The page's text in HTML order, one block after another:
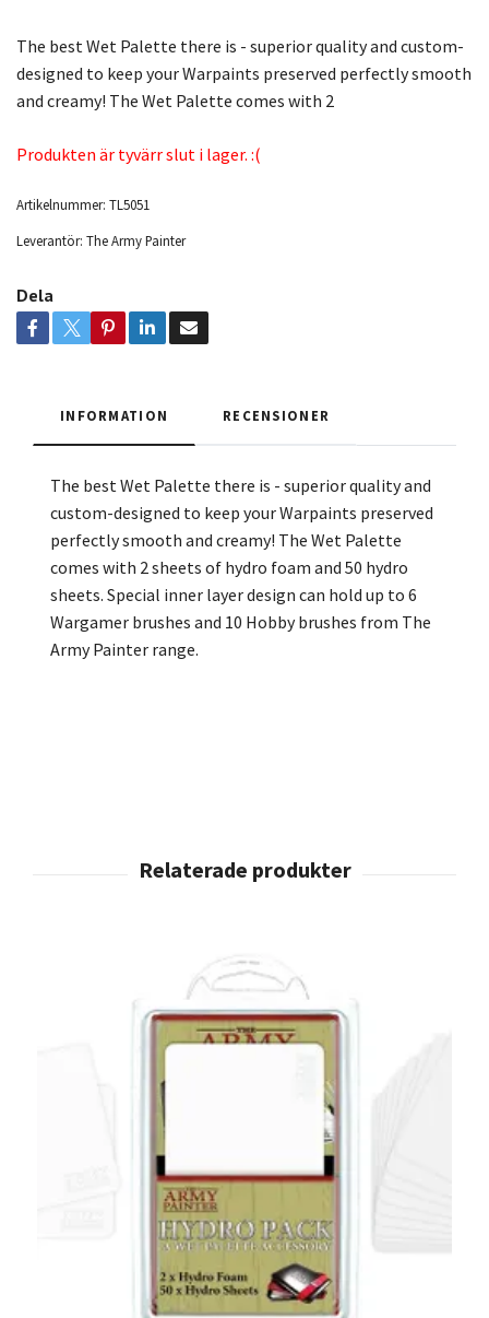
The best Wet Palette there is - superior quality and custom-
designed to keep your Warpaints preserved perfectly smooth
and creamy! The Wet Palette comes with 2
Produkten är tyvärr slut i lager. :(
Artikelnummer: TL5051
Leverantör: The Army Painter
Dela
INFORMATION RECENSIONER
The best Wet Palette there is - superior quality and
custom-designed to keep your Warpaints preserved
perfectly smooth and creamy! The Wet Palette
comes with 2 sheets of hydro foam and 50 hydro
sheets. Special inner layer design can hold up to 6
Wargamer brushes and 10 Hobby brushes from The
Army Painter range.